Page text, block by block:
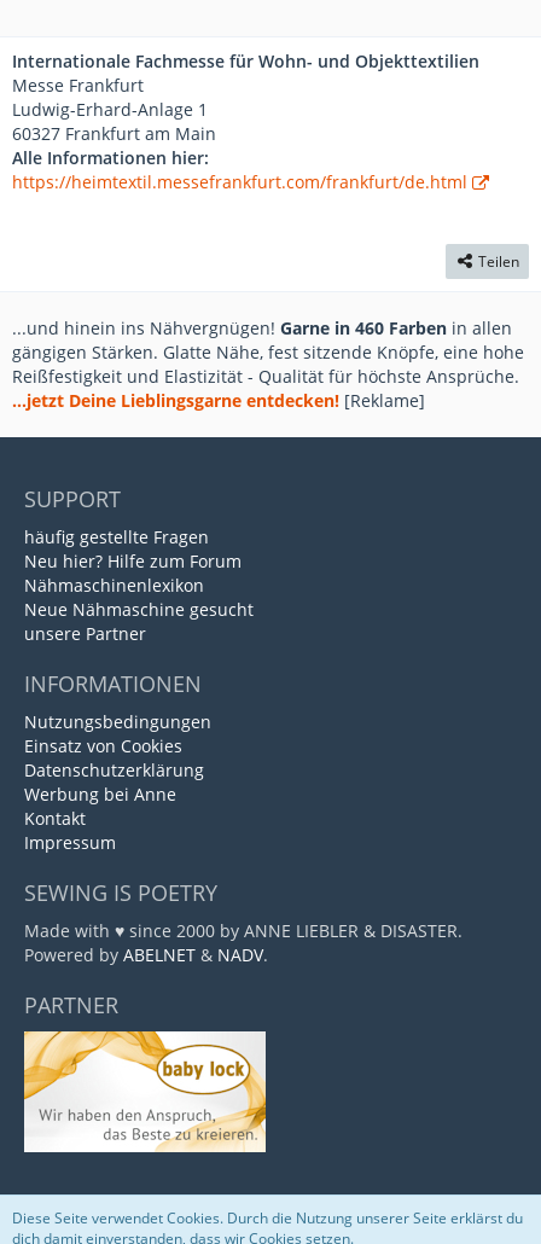
Internationale Fachmesse für Wohn- und Objekttextilien
Messe Frankfurt
Ludwig-Erhard-Anlage 1
60327 Frankfurt am Main
Alle Informationen hier:
https://heimtextil.messefrankfurt.com/frankfurt/de.html
Teilen
...und hinein ins Nähvergnügen! Garne in 460 Farben in allen
gängigen Stärken. Glatte Nähe, fest sitzende Knöpfe, eine hohe
Reißfestigkeit und Elastizität - Qualität für höchste Ansprüche.
...jetzt Deine Lieblingsgarne entdecken! [Reklame]
SUPPORT
häufig gestellte Fragen
Neu hier? Hilfe zum Forum
Nähmaschinenlexikon
Neue Nähmaschine gesucht
unsere Partner
INFORMATIONEN
Nutzungsbedingungen
Einsatz von Cookies
Datenschutzerklärung
Werbung bei Anne
Kontakt
Impressum
SEWING IS POETRY
Made with ♥ since 2000 by ANNE LIEBLER & DISASTER.
Powered by ABELNET & NADV.
PARTNER
Community-Software:WoltLab Suite™
Diese Seite verwendet Cookies. Durch die Nutzung unserer Seite erklärst du
dich damit einverstanden, dass wir Cookies setzen.